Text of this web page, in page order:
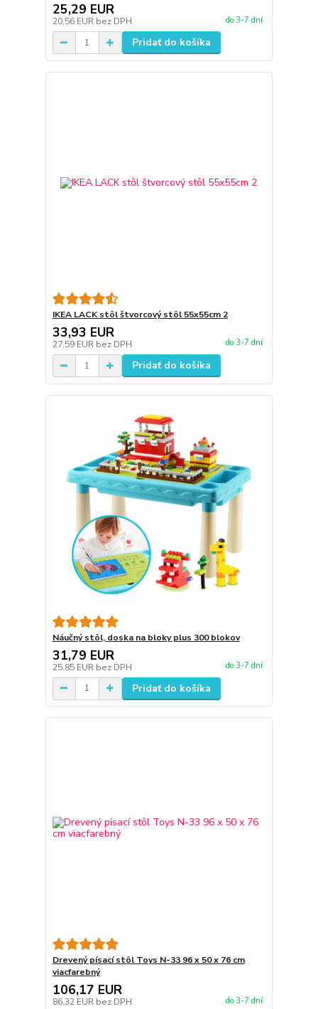
25,29 EUR
20,56 EUR bez DPH do 3-7 dní
Pridať do košíka
IKEA LACK stôl štvorcový stôl 55x55cm 2
33,93 EUR
27,59 EUR bez DPH do 3-7 dní
Pridať do košíka
Náučný stôl, doska na bloky plus 300 blokov
31,79 EUR
25,85 EUR bez DPH do 3-7 dní
Pridať do košíka
Drevený písací stôl Toys N-33 96 x 50 x 76 cm
viacfarebný
106,17 EUR
86,32 EUR bez DPH do 3-7 dní